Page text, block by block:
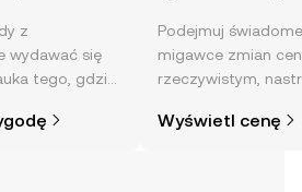
z
wydawać się
tego, gdzie
Rozpocznij
Podejmuj
migawce zmian
rzeczywistym,
Wyświetl cenę